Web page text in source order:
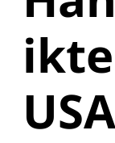
USA